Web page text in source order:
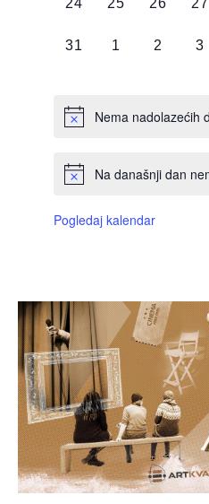
0
31
0
1
0
2
0
3
Nema nadolazećih
Na današnji dan
Pogledaj kalendar